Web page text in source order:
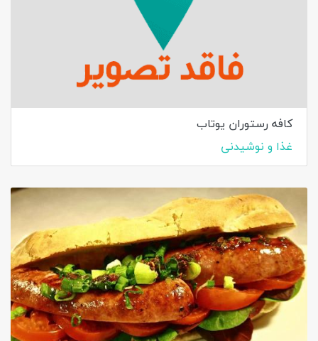
کافه رستوران یوتاب
غذا و نوشیدنی